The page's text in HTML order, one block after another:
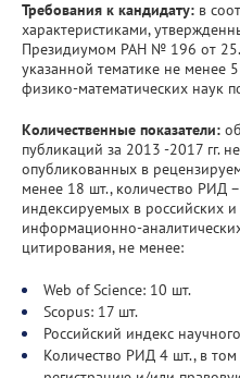
Требования к кандидату: в
характеристиками,
Президиумом РАН № 196 от
указанной тематике не менее
физико-математических наук
Количественные показатели:
публикаций за 2013 -2017 гг.
опубликованных в
менее 18 шт., количество РИД
индексируемых в российских
информационно-
цитирования, не менее:
Web of Science: 10 шт.
Scopus: 17 шт.
Российский индекс
Количество РИД 4 шт., в